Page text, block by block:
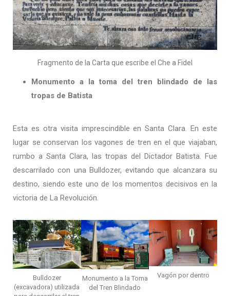
Fragmento de la Carta que escribe el Che a Fidel
Monumento a la toma del tren blindado de las
tropas de Batista
Esta es otra visita imprescindible en Santa Clara. En este
lugar se conservan los vagones de tren en el que viajaban,
rumbo a Santa Clara, las tropas del Dictador Batista. Fue
descarrilado con una Bulldozer, evitando que alcanzara su
destino, siendo este uno de los momentos decisivos en la
victoria de La Revolución.
Bulldozer
(excavadora) utilizada
Monumento a la Toma
del Tren Blindado
Vagón por dentro